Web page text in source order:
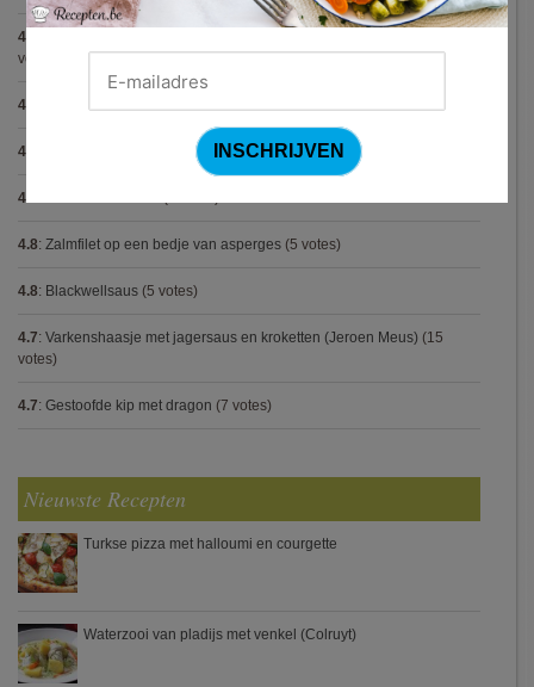
4.8
votes)
4.8
4.8 (8 votes)
4.8
4.8: Zalmfilet op een bedje van asperges (5 votes)
4.8: Blackwellsaus (5 votes)
4.7: Varkenshaasje met jagersaus en kroketten (Jeroen Meus) (15
votes)
4.7: Gestoofde kip met dragon (7 votes)
Nieuwste Recepten
Turkse pizza met halloumi en courgette
Waterzooi van pladijs met venkel (Colruyt)